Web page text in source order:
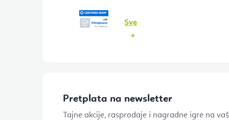
Sve
Pretplata na newsletter
Tajne akcije, rasprodaje i nagradne igre na